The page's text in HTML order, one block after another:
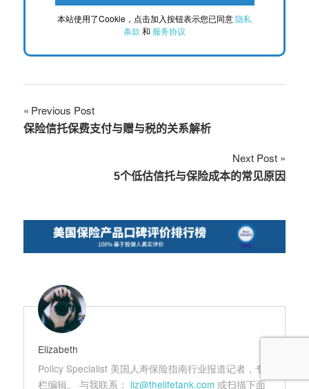
本站使用了Cookie，点击加入按钮表示您已同意隐私
条款 和 服务协议
文
章
Previous Post
保险信托保费支付与赠与税的关系解析
Next Post
5个低估信托与保险成本的常见原因
Elizabeth
Policy Specialist 美国人寿保险指南行业报道记者，专
栏编辑。 与我联系： liz@thelifetank.com 或扫描下面